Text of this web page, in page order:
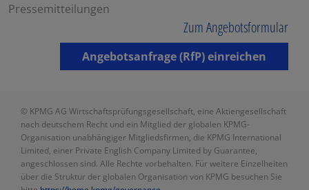
Pressemitteilungen
Zum Angebotsformular
Angebotsanfrage (RfP) einreichen
© KPMG AG Wirtschaftsprüfungsgesellschaft, eine Aktiengesellschaft
nach deutschem Recht und ein Mitglied der globalen KPMG-
Organisation unabhängiger Mitgliedsfirmen, die KPMG International
Limited, einer Private English Company Limited by Guarantee,
angeschlossen sind. Alle Rechte vorbehalten. Für weitere Einzelheiten
über die Struktur der globalen Organisation von KPMG besuchen Sie